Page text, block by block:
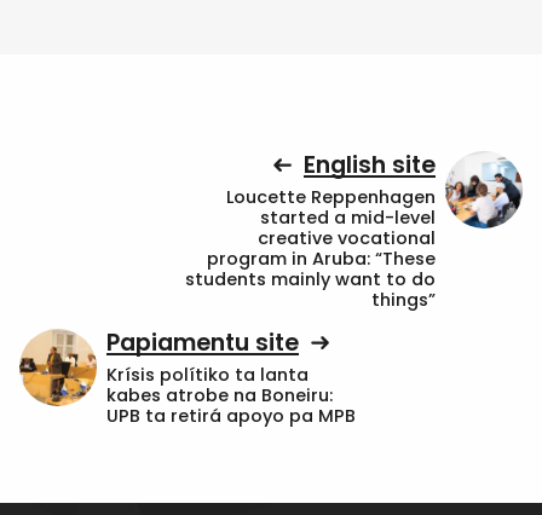
English site
Loucette Reppenhagen
started a mid-level
creative vocational
program in Aruba: “These
students mainly want to do
things”
Papiamentu site
Krísis polítiko ta lanta
kabes atrobe na Boneiru:
UPB ta retirá apoyo pa MPB